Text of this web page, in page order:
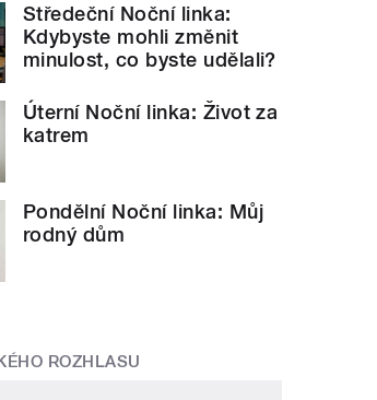
Středeční Noční linka:
Kdybyste mohli změnit
minulost, co byste udělali?
Úterní Noční linka: Život za
katrem
Pondělní Noční linka: Můj
rodný dům
ROZHLASU